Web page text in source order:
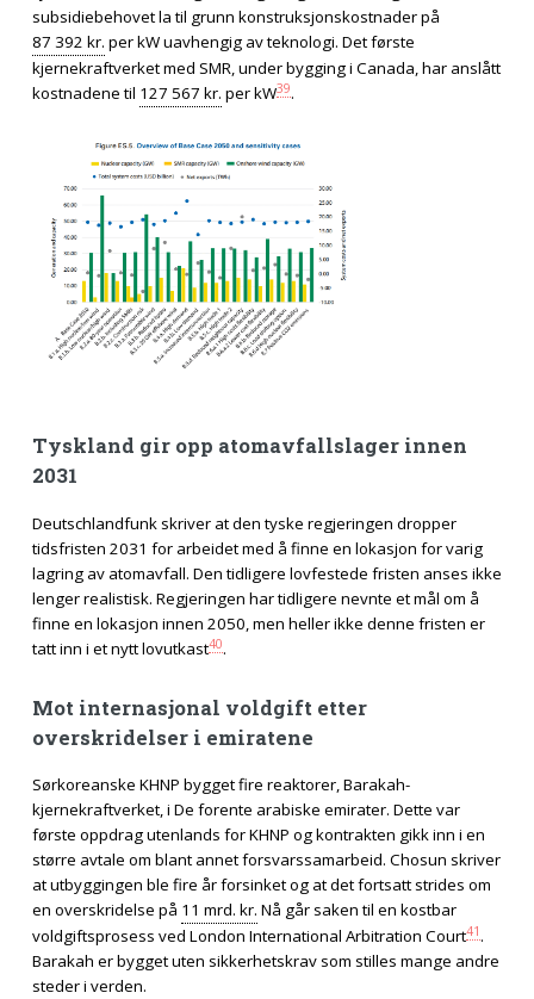
subsidiebehovet la til grunn konstruksjonskostnader på
87 392 kr. per kW uavhengig av teknologi. Det første
kjernekraftverket med SMR, under bygging i Canada, har anslått
kostnadene til 127 567 kr. per kW39.
Tyskland gir opp atomavfallslager innen
2031
Deutschlandfunk skriver at den tyske regjeringen dropper
tidsfristen 2031 for arbeidet med å finne en lokasjon for varig
lagring av atomavfall. Den tidligere lovfestede fristen anses ikke
lenger realistisk. Regjeringen har tidligere nevnte et mål om å
finne en lokasjon innen 2050, men heller ikke denne fristen er
tatt inn i et nytt lovutkast40.
Mot internasjonal voldgift etter
overskridelser i emiratene
Sørkoreanske KHNP bygget fire reaktorer, Barakah-
kjernekraftverket, i De forente arabiske emirater. Dette var
første oppdrag utenlands for KHNP og kontrakten gikk inn i en
større avtale om blant annet forsvarssamarbeid. Chosun skriver
at utbyggingen ble fire år forsinket og at det fortsatt strides om
en overskridelse på 11 mrd. kr. Nå går saken til en kostbar
voldgiftsprosess ved London International Arbitration Court41.
Barakah er bygget uten sikkerhetskrav som stilles mange andre
steder i verden.